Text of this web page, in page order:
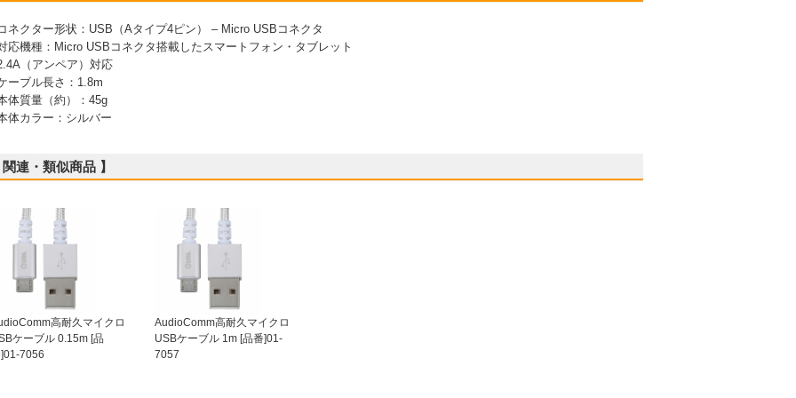
ネクター形状：USB（Aタイプ4ピン） – Micro USBコネクタ
応機種：Micro USBコネクタ搭載したスマートフォン・タブレット
（アンペア）対応
ーブル長さ：1.8m
体質量（約）：45g
体カラー：シルバー
関連・類似商品 】
高耐久マイクロ
ケーブル 0.15m [品
7056
AudioComm高耐久マイクロ
USBケーブル 1m [品番]01-
7057